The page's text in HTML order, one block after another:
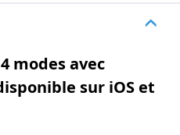
modes avec
sur iOS et